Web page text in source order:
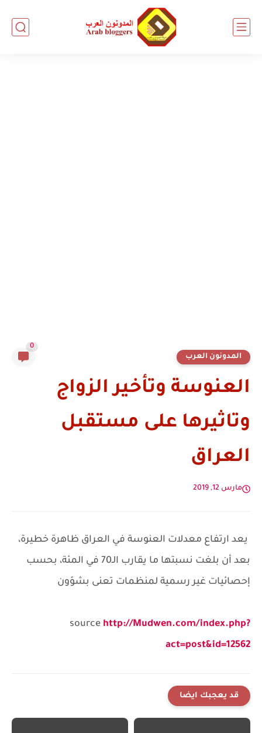
المدونون العرب
0
العنوسة وتأخير الزواج
وتاثيرها على مستقبل
العراق
مارس 12, 2019
يعد ارتفاع معدلات العنوسة في العراق ظاهرة خطيرة،
بعد أن بلغت نسبتها ما يقارب الـ70 في المئة، بحسب
إحصائيات غير رسمية لمنظمات تعنى بشؤون
source http://Mudwen.com/index.php?
act=post&id=12562
قد يعجبك ايضا